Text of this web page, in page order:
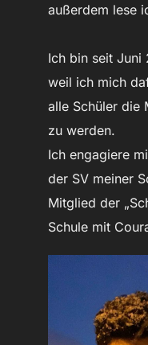
außerdem lese
Ich bin seit Juni
weil ich mich
alle Schüler die
zu werden.
Ich engagiere
der SV meiner
Mitglied der
Schule mit